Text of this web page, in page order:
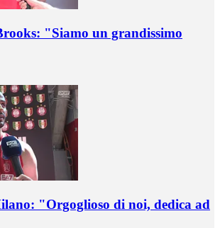
"Siamo un grandissimo
"Orgoglioso di noi, dedica ad